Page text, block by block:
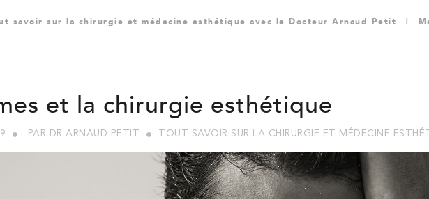
savoir sur la chirurgie et médecine esthétique avec le Docteur Arnaud Petit
et la chirurgie esthétique
PAR DR ARNAUD PETIT TOUT SAVOIR SUR LA CHIRURGIE ET MÉDECINE